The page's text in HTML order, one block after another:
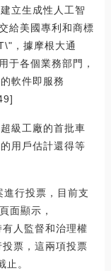
立生成性人工智
給美國專利和商標
，據摩根大通
于各個業務部門，
軟件即服務
級工廠的首批車
用戶估計還得等
行投票，目前支
面顯示，
人監督和治理權
票，這兩項投票
。